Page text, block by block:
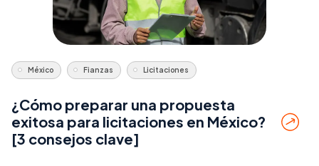
México Fianzas Licitaciones
¿Cómo preparar una propuesta
exitosa para licitaciones en México?
[3 consejos clave]